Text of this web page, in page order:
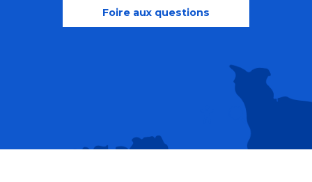
Recherche
Foire aux questions